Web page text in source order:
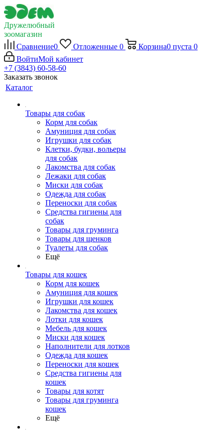
Дружелюбный
зоомагазин
Сравнение0 Отложенные 0 Корзина0 пуста 0
ВойтиМой кабинет
+7 (3843) 60-58-60
Заказать звонок
Каталог
Товары для собак
Корм для собак
Амуниция для собак
Игрушки для собак
Клетки, будки, вольеры
для собак
Лакомства для собак
Лежаки для собак
Миски для собак
Одежда для собак
Переноски для собак
Средства гигиены для
собак
Товары для груминга
Товары для щенков
Туалеты для собак
Ещё
Товары для кошек
Корм для кошек
Амуниция для кошек
Игрушки для кошек
Лакомства для кошек
Лотки для кошек
Мебель для кошек
Миски для кошек
Наполнители для лотков
Одежда для кошек
Переноски для кошек
Средства гигиены для
кошек
Товары для котят
Товары для груминга
кошек
Ещё